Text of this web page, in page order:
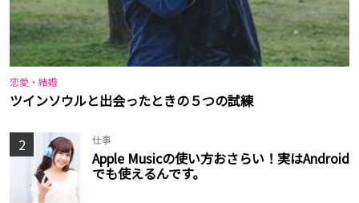
恋愛・結婚
ツインソウルと出会ったときの５つの試練
2 仕事
Apple Musicの使い方おさらい！実はAndroid
でも使えるんです。